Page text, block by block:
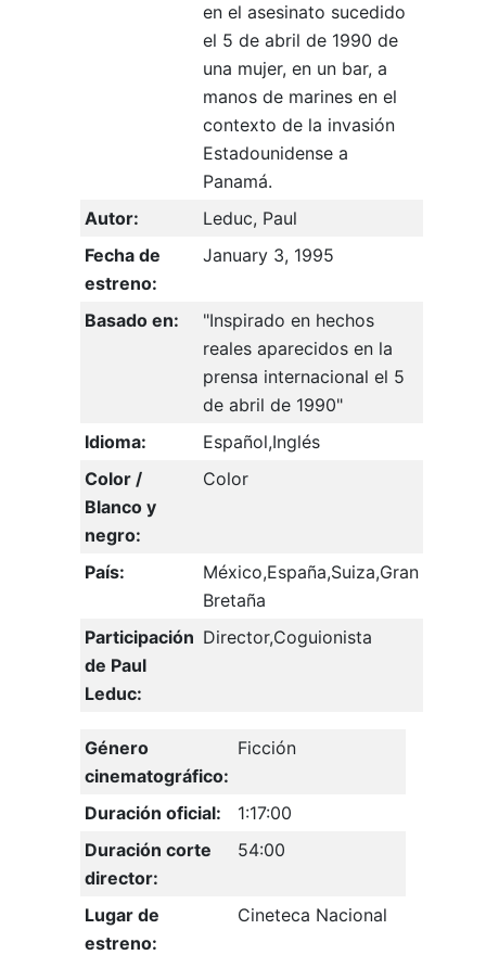
en el asesinato sucedido
el 5 de abril de 1990 de
una mujer, en un bar, a
manos de marines en el
contexto de la invasión
Estadounidense a
Panamá.
Autor:
Leduc, Paul
Fecha de
estreno:
January 3, 1995
Basado en:
"Inspirado en hechos
reales aparecidos en la
prensa internacional el 5
de abril de 1990"
Idioma:
Español,Inglés
Color /
Blanco y
negro:
Color
País:
México,España,Suiza,Gran
Bretaña
Participación
de Paul
Leduc:
Director,Coguionista
Género
cinematográfico:
Ficción
Duración oficial:
1:17:00
Duración corte
director:
54:00
Lugar de
estreno:
Cineteca Nacional